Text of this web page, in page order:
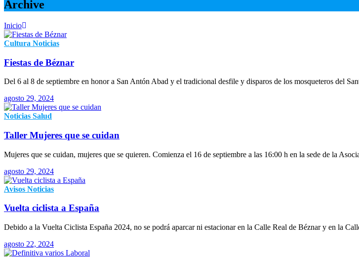
Archive
Inicio
Cultura Noticias
Fiestas de Béznar
Del 6 al 8 de septiembre en honor a San Antón Abad y el tradicional desfile y disparos de los mosqueteros del
agosto 29, 2024
Noticias Salud
Taller Mujeres que se cuidan
Mujeres que se cuidan, mujeres que se quieren. Comienza el 16 de septiembre a las 16:00 h en la sede de la
agosto 29, 2024
Avisos Noticias
Vuelta ciclista a España
Debido a la Vuelta Ciclista España 2024, no se podrá aparcar ni estacionar en la Calle Real de Béznar y en la
agosto 22, 2024